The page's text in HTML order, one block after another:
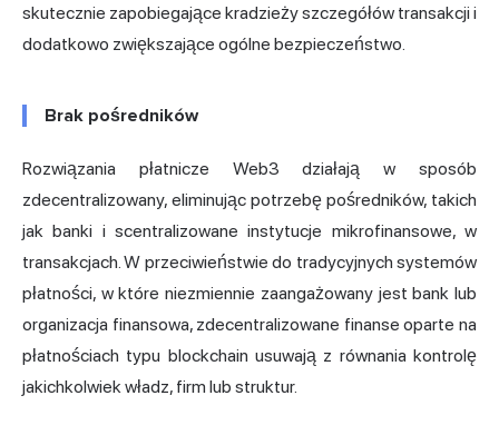
skutecznie zapobiegające kradzieży szczegółów transakcji i
dodatkowo zwiększające ogólne bezpieczeństwo.
Brak pośredników
Rozwiązania płatnicze Web3 działają w sposób
zdecentralizowany, eliminując potrzebę pośredników, takich
jak banki i scentralizowane instytucje mikrofinansowe, w
transakcjach. W przeciwieństwie do tradycyjnych systemów
płatności, w które niezmiennie zaangażowany jest bank lub
organizacja finansowa, zdecentralizowane finanse oparte na
płatnościach typu blockchain usuwają z równania kontrolę
jakichkolwiek władz, firm lub struktur.